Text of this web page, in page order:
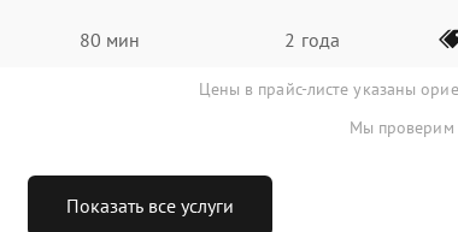
80 мин 2 года
Цены в прайс-листе указаны
Мы проверим
Показать все услуги